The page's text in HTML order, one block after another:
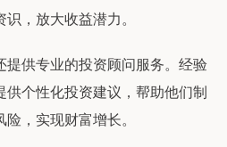
，放大收益潜力。
供专业的投资顾问服务。经验
个性化投资建议，帮助他们制
，实现财富增长。